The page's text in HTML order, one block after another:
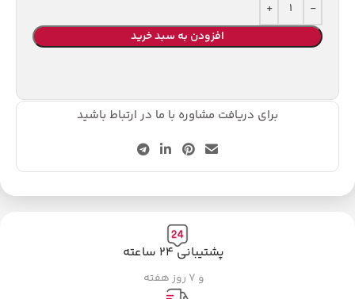
افزودن به سبد خرید
برای دریافت مشاوره با ما در ارتباط باشید
پشتیبانی ۲۴ ساعته
و ۷ روز هفته